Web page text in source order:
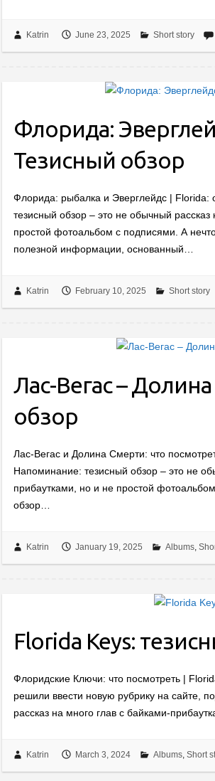
Katrin June 23, 2025 Short story
Флорида:
Тезисный обзор
Флорида: рыбалка и Эверглейдс |
тезисный обзор – это не обычный
простой фотоальбом с подписями. А
полезной информации, основанный…
Katrin February 10, 2025 Short story
Лас-Вегас –
обзор
Лас-Вегас и Долина Смерти: что
Напоминание: тезисный обзор – это не
прибаутками, но и не простой
обзор…
Katrin January 19, 2025 Albums,
Florida Keys:
Флоридские Ключи: что посмотреть |
решили ввести новую рубрику на сайте,
рассказ на много глав с байками-
Katrin March 3, 2024 Albums, Short